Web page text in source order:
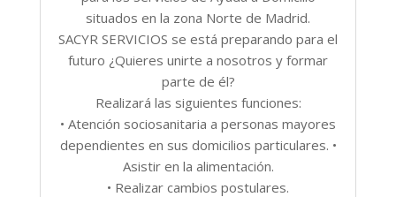
situados en la zona Norte de Madrid.
SACYR SERVICIOS se está preparando para el
futuro ¿Quieres unirte a nosotros y formar
parte de él?
Realizará las siguientes funciones:
• Atención sociosanitaria a personas mayores
dependientes en sus domicilios particulares. •
Asistir en la alimentación.
• Realizar cambios postulares.